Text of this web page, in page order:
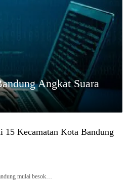
Angkat Suara
Kecamatan Kota Bandung
mulai besok…